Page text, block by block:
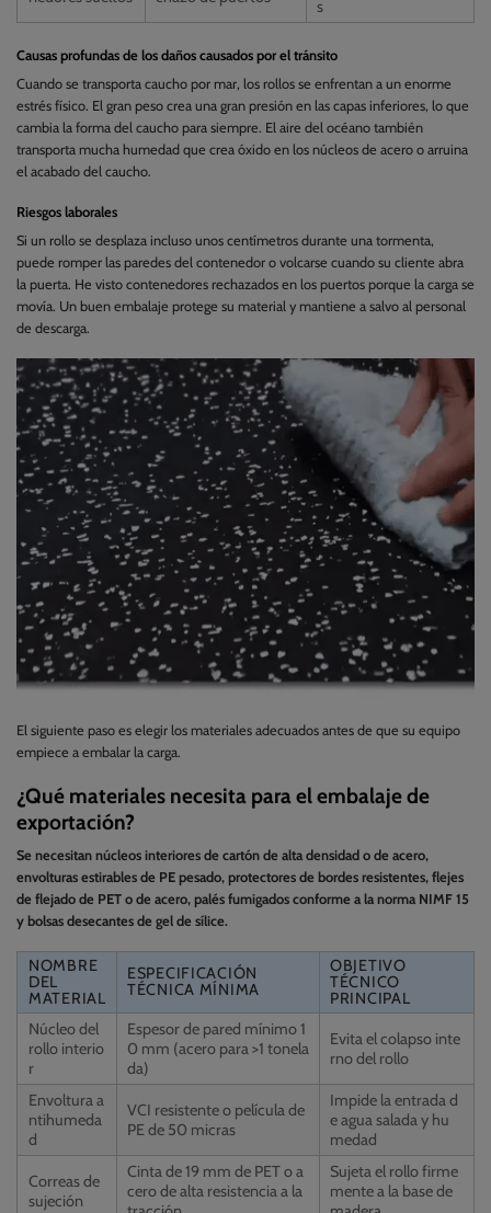
s
Causas profundas de los daños causados por el tránsito
Cuando se transporta caucho por mar, los rollos se enfrentan a un enorme
estrés físico. El gran peso crea una gran presión en las capas inferiores, lo que
cambia la forma del caucho para siempre. El aire del océano también
transporta mucha humedad que crea óxido en los núcleos de acero o arruina
el acabado del caucho.
Riesgos laborales
Si un rollo se desplaza incluso unos centímetros durante una tormenta,
puede romper las paredes del contenedor o volcarse cuando su cliente abra
la puerta. He visto contenedores rechazados en los puertos porque la carga se
movía. Un buen embalaje protege su material y mantiene a salvo al personal
de descarga.
El siguiente paso es elegir los materiales adecuados antes de que su equipo
empiece a embalar la carga.
¿Qué materiales necesita para el embalaje de
exportación?
Se necesitan núcleos interiores de cartón de alta densidad o de acero,
envolturas estirables de PE pesado, protectores de bordes resistentes, flejes
de flejado de PET o de acero, palés fumigados conforme a la norma NIMF 15
y bolsas desecantes de gel de sílice.
NOMBRE
DEL
MATERIAL
ESPECIFICACIÓN
TÉCNICA MÍNIMA
OBJETIVO
TÉCNICO
PRINCIPAL
Núcleo del
rollo interio
r
Espesor de pared mínimo 1
0 mm (acero para >1 tonela
da)
Evita el colapso inte
rno del rollo
Envoltura a
ntihumeda
d
VCI resistente o película de
PE de 50 micras
Impide la entrada d
e agua salada y hu
medad
Correas de
sujeción
Cinta de 19 mm de PET o a
cero de alta resistencia a la
Sujeta el rollo firme
mente a la base de